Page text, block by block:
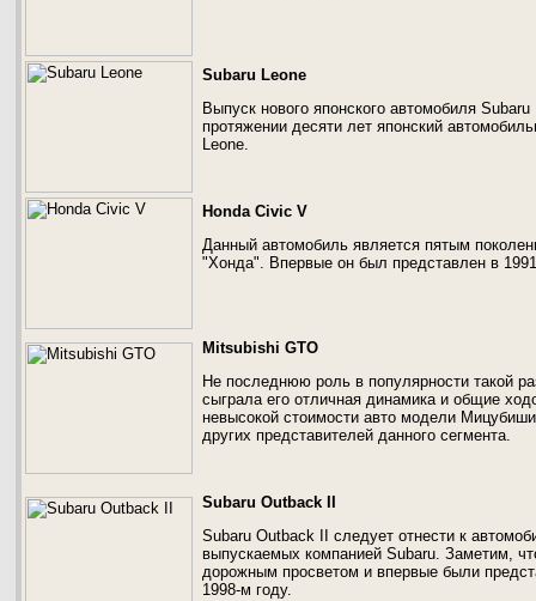
Subaru Leone
Выпуск нового японского автомобиля
протяжении десяти лет японский
Leone.
Honda Civic V
Данный автомобиль является пятым
"Хонда". Впервые он был представлен в
Mitsubishi GTO
Не последнюю роль в популярности такой
сыграла его отличная динамика и общие
невысокой стоимости авто модели
других представителей данного сегмента.
Subaru Outback II
Subaru Outback II следует отнести к
выпускаемых компанией Subaru. Заметим,
дорожным просветом и впервые были
1998-м году.